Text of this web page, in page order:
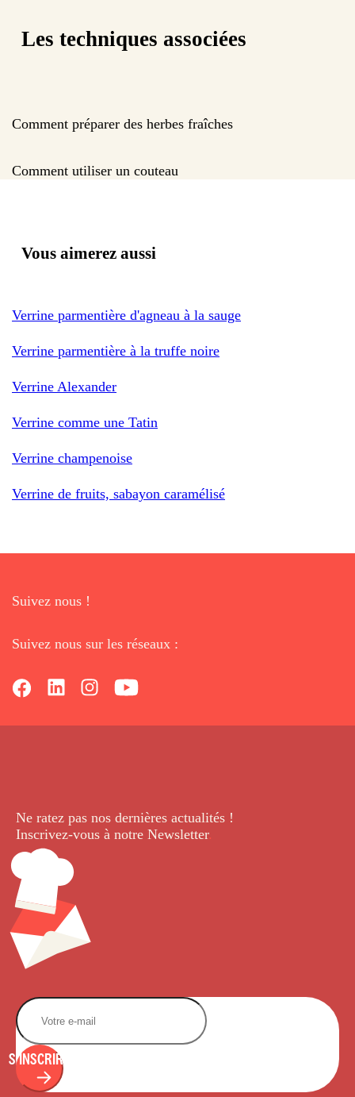
Les techniques associées
Comment préparer des herbes fraîches
Comment utiliser un couteau
Vous aimerez aussi
Verrine parmentière d'agneau à la sauge
Verrine parmentière à la truffe noire
Verrine Alexander
Verrine comme une Tatin
Verrine champenoise
Verrine de fruits, sabayon caramélisé
Suivez nous !
Suivez nous sur les réseaux :
Ne ratez pas nos dernières actualités !
Inscrivez-vous à notre Newsletter.
S'INSCRIRE